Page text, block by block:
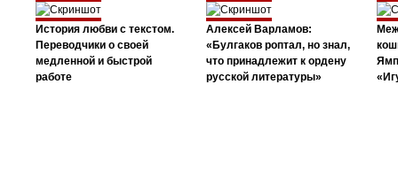
История любви с текстом.
Переводчики о своей
медленной и быстрой
работе
Алексей Варламов:
«Булгаков роптал, но знал,
что принадлежит к ордену
русской литературы»